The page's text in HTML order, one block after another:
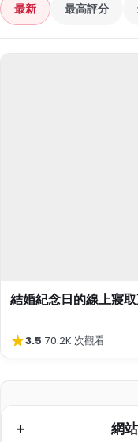
最新 最高評分
結婚紀念日的線上寢
★3.5·70.2K 次觀看
網